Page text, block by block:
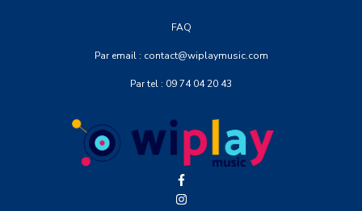
FAQ
Par email : contact@wiplaymusic.com
Par tel : 09 74 04 20 43